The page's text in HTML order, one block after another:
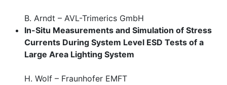
B. Arndt – AVL-Trimerics GmbH
In-Situ Measurements and Simulation of Stress
Currents During System Level ESD Tests of a
Large Area Lighting System
H. Wolf – Fraunhofer EMFT